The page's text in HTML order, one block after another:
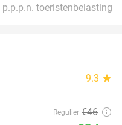
p.p.p.n. toeristenbelasting
9.3 star
Regulier €46